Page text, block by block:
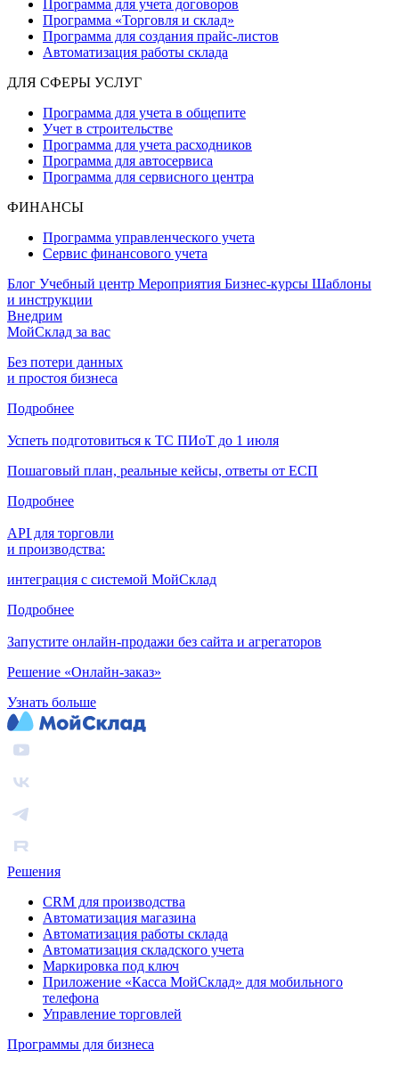
Программа для учета договоров
Программа «Торговля и склад»
Программа для создания прайс‑листов
Автоматизация работы склада
ДЛЯ СФЕРЫ УСЛУГ
Программа для учета в общепите
Учет в строительстве
Программа для учета расходников
Программа для автосервиса
Программа для сервисного центра
ФИНАНСЫ
Программа управленческого учета
Сервис финансового учета
Блог Учебный центр Мероприятия Бизнес-курсы Шаблоны
и инструкции
Внедрим
МойСклад за вас
Без потери данных
и простоя бизнеса
Подробнее
Успеть подготовиться к ТС ПИоТ до 1 июля
Пошаговый план, реальные кейсы, ответы от ЕСП
Подробнее
API для торговли
и производства:
интеграция с системой МойСклад
Подробнее
Запустите онлайн-продажи без сайта и агрегаторов
Решение «Онлайн-заказ»
Узнать больше
Решения
CRM для производства
Автоматизация магазина
Автоматизация работы склада
Автоматизация складского учета
Маркировка под ключ
Приложение «Касса МойСклад» для мобильного
телефона
Управление торговлей
Программы для бизнеса